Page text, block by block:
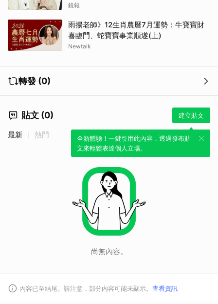
鏡報
雨揚老師》12生肖農曆7月運勢：牛寶寶財
喜臨門、蛇寶寶事業順遂(上)
Newtalk
轉發 (0)
貼文 (0) 建立貼文
全新體驗！一鍵引用此內容，透過發布貼
文來輕鬆表達個人立場。
最新 熱門
尚無內容。
內容已至結尾。請注意，部分內容可能未顯示。 查看資訊